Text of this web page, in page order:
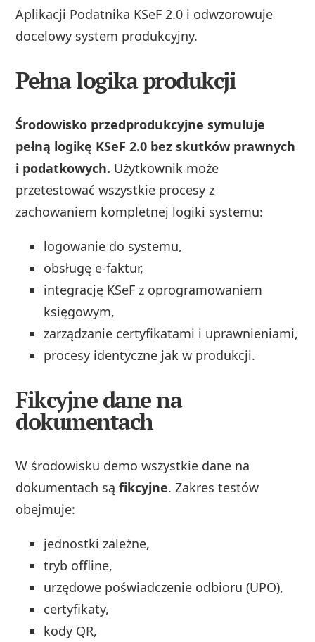
Aplikacji Podatnika KSeF 2.0 i odwzorowuje
docelowy system produkcyjny.
Pełna logika produkcji
Środowisko przedprodukcyjne symuluje
pełną logikę KSeF 2.0 bez skutków prawnych
i podatkowych. Użytkownik może
przetestować wszystkie procesy z
zachowaniem kompletnej logiki systemu:
logowanie do systemu,
obsługę e-faktur,
integrację KSeF z oprogramowaniem
księgowym,
zarządzanie certyfikatami i uprawnieniami,
procesy identyczne jak w produkcji.
Fikcyjne dane na
dokumentach
W środowisku demo wszystkie dane na
dokumentach sąfikcyjne. Zakres testów
obejmuje:
jednostki zależne,
tryb offline,
urzędowe poświadczenie odbioru (UPO),
certyfikaty,
kody QR,